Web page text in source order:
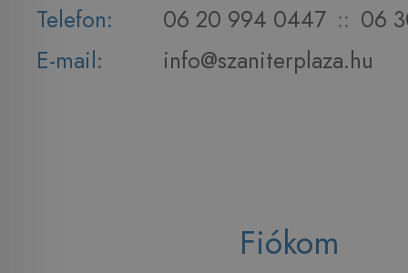
Telefon:
06 20 994 0447 :: 06
E-mail:
info@szaniterplaza.hu
Fiókom